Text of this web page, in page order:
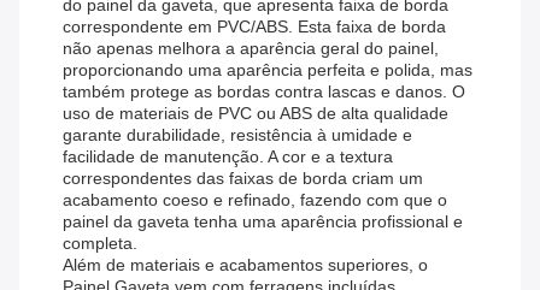
do painel da gaveta, que apresenta faixa de borda
correspondente em PVC/ABS. Esta faixa de borda
não apenas melhora a aparência geral do painel,
proporcionando uma aparência perfeita e polida, mas
também protege as bordas contra lascas e danos. O
uso de materiais de PVC ou ABS de alta qualidade
garante durabilidade, resistência à umidade e
facilidade de manutenção. A cor e a textura
correspondentes das faixas de borda criam um
acabamento coeso e refinado, fazendo com que o
painel da gaveta tenha uma aparência profissional e
completa.
Além de materiais e acabamentos superiores, o